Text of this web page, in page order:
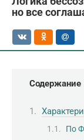
но все
Содержание
По